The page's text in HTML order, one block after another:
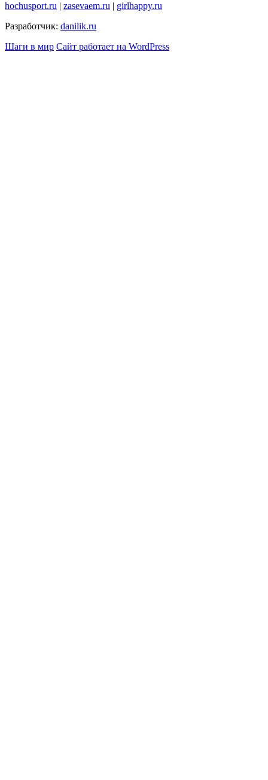
hochusport.ru | zasevaem.ru | girlhappy.ru
Разработчик: danilik.ru
Шаги в мир Сайт работает на WordPress